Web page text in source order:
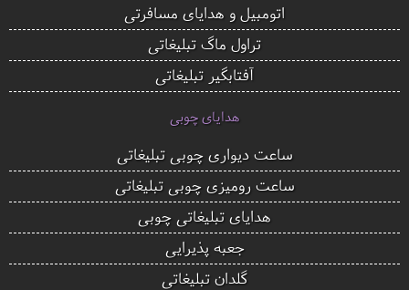
اتومبیل و هدایای مسافرتی
تراول ماگ تبلیغاتی
آفتابگیر تبلیغاتی
هدایای چوبی
ساعت دیواری چوبی تبلیغاتی
ساعت رومیزی چوبی تبلیغاتی
هدایای تبلیغاتی چوبی
جعبه پذیرایی
گلدان تبلیغاتی